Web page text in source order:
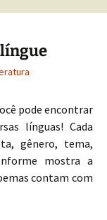
pode encontrar
línguas! Cada
gênero, tema,
mostra a
contam com